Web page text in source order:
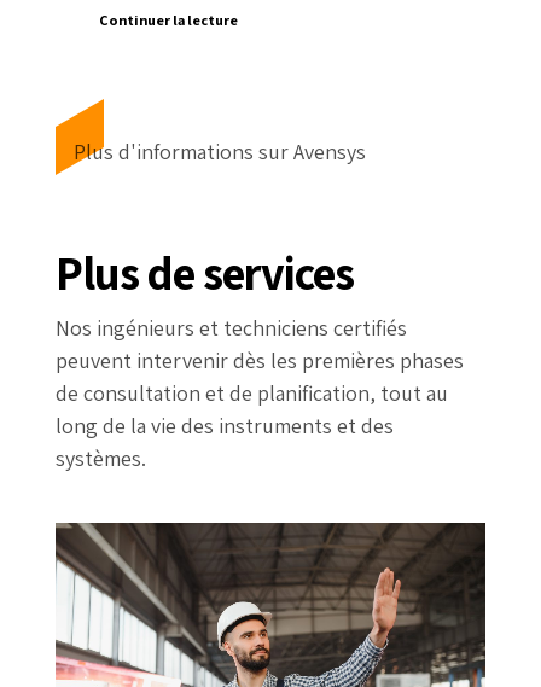
Continuer la lecture
Plus d'informations sur Avensys
Plus de services
Nos ingénieurs et techniciens certifiés
peuvent intervenir dès les premières phases
de consultation et de planification, tout au
long de la vie des instruments et des
systèmes.